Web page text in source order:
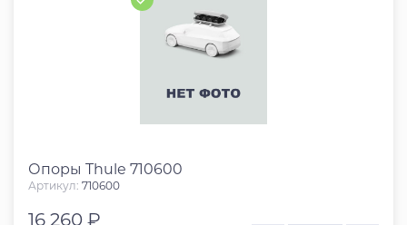
Опоры Thule 710600
Артикул: 710600
16 260 ₽